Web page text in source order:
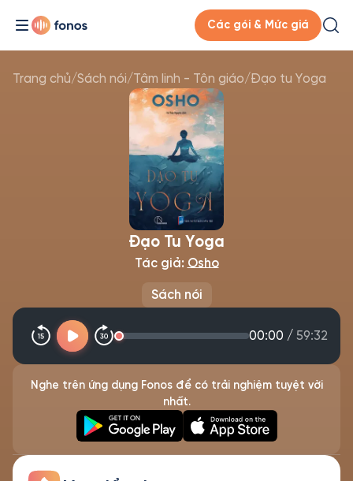
Các gói & Mức giá
Trang chủ/Sách nói/Tâm linh - Tôn giáo/Đạo tu Yoga
Sách nói
Đạo Tu Yoga
Tác giả: Osho
00:00 / 59:32
Nghe trên ứng dụng Fonos để có trải nghiệm tuyệt vời
nhất.